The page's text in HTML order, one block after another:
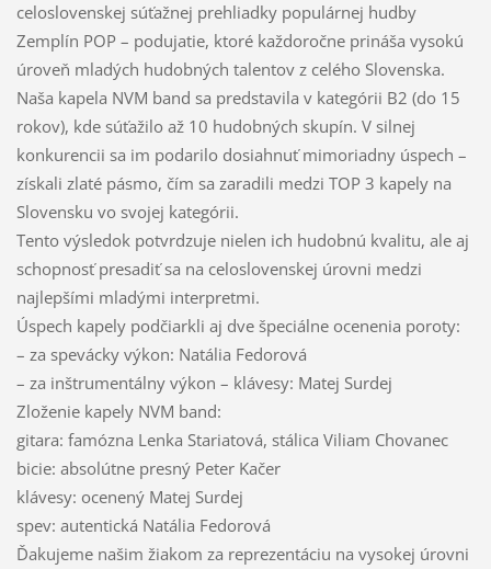
celoslovenskej súťažnej prehliadky populárnej hudby
Zemplín POP – podujatie, ktoré každoročne prináša vysokú
úroveň mladých hudobných talentov z celého Slovenska.
Naša kapela NVM band sa predstavila v kategórii B2 (do 15
rokov), kde súťažilo až 10 hudobných skupín. V silnej
konkurencii sa im podarilo dosiahnuť mimoriadny úspech –
získali zlaté pásmo, čím sa zaradili medzi TOP 3 kapely na
Slovensku vo svojej kategórii.
Tento výsledok potvrdzuje nielen ich hudobnú kvalitu, ale aj
schopnosť presadiť sa na celoslovenskej úrovni medzi
najlepšími mladými interpretmi.
Úspech kapely podčiarkli aj dve špeciálne ocenenia poroty:
– za spevácky výkon: Natália Fedorová
– za inštrumentálny výkon – klávesy: Matej Surdej
Zloženie kapely NVM band:
gitara: famózna Lenka Stariatová, stálica Viliam Chovanec
bicie: absolútne presný Peter Kačer
klávesy: ocenený Matej Surdej
spev: autentická Natália Fedorová
Ďakujeme našim žiakom za reprezentáciu na vysokej úrovni